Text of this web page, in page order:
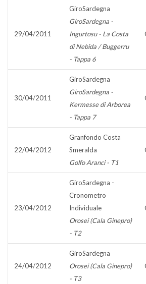
29/04/2011
GiroSardegna
GiroSardegna -
Ingurtosu - La Costa
di Nebida / Buggerru
- Tappa 6
30/04/2011
GiroSardegna
GiroSardegna -
Kermesse di Arborea
- Tappa 7
22/04/2012
Granfondo Costa
Smeralda
Golfo Aranci - T1
23/04/2012
GiroSardegna -
Cronometro
Individuale
Orosei (Cala Ginepro)
- T2
24/04/2012
GiroSardegna
Orosei (Cala Ginepro)
- T3